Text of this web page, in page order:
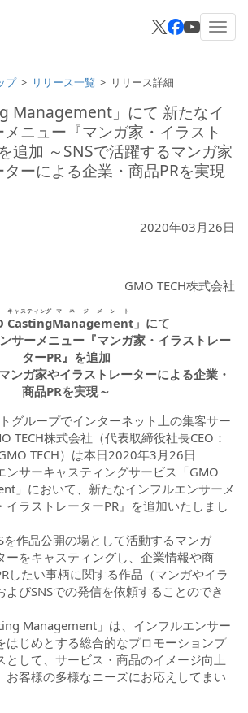
プ リリース一覧 リリース詳細
Management」にて 新たなイ
ニュー『マンガ家・イラスト
ーによる企業・商品PRを実現
2020年03月26日
GMO TECH株式会社
Casting
キャスティング
Management
マネジメント
」にて
サーメニュー『マンガ家・イラストレー
ターPR』を追加
ンガ家やイラストレーターによる企業・
商品PRを実現～
グループでインターネット上の集客サー
TECH株式会社（代表取締役社長CEO：
TECH）は本日2020年3月26日
ンサーキャスティングサービス「GMO
」において、新たなインフルエンサーメ
イラストレーターPR』を追加いたしまし
を作品公開の場として活動するマンガ
ーをキャスティングし、企業情報や商
したい事柄に関する作品（マンガやイラ
よびSNSでの発信を依頼することのでき
Management」は、インフルエンサー
はじめとする総合的なプロモーションプ
として、サービス・商品のイメージ向上
お客様の多様なニーズにお応えしてまい